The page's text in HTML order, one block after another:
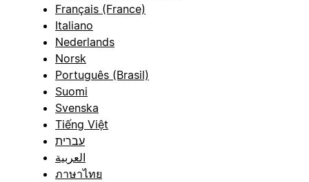
Français (France)
Italiano
Nederlands
Norsk
Português (Brasil)
Suomi
Svenska
Tiếng Việt
עברית
العربية
ภาษาไทย